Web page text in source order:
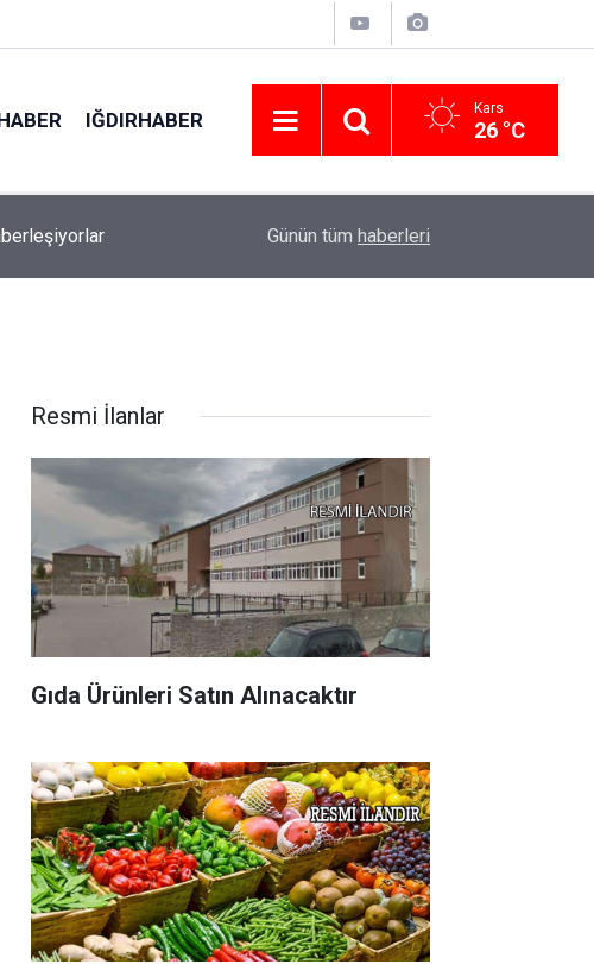
IĞDIRHABER Kars
26 °C
Malatya Kültür Yolu Festivali başladı
Günün tüm haberleri
Resmi İlanlar
Gıda Ürünleri Satın Alınacaktır